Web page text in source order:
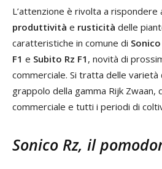
L’attenzione è rivolta a rispondere
produttività e rusticità delle
caratteristiche in comune di Sonico
F1 e Subito Rz F1 , novità di
commerciale. Si tratta delle varietà
grappolo della gamma Rijk Zwaan,
commerciale e tutti i periodi di
Sonico Rz, il